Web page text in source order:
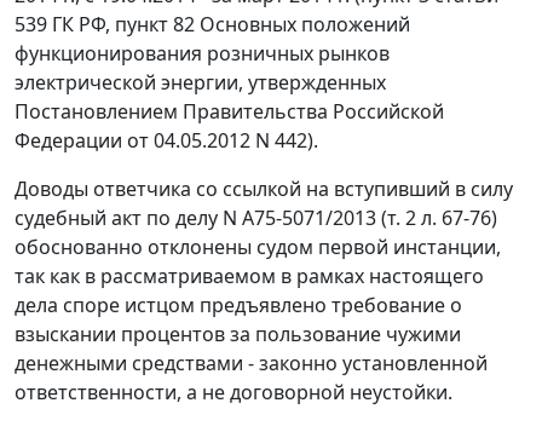
539 ГК РФ, пункт 82 Основных положений
функционирования розничных рынков
электрической энергии, утвержденных
Постановлением Правительства Российской
Федерации от 04.05.2012 N 442).
Доводы ответчика со ссылкой на вступивший в силу
судебный акт по делу N А75-5071/2013 (т. 2 л. 67-76)
обоснованно отклонены судом первой инстанции,
так как в рассматриваемом в рамках настоящего
дела споре истцом предъявлено требование о
взыскании процентов за пользование чужими
денежными средствами - законно установленной
ответственности, а не договорной неустойки.